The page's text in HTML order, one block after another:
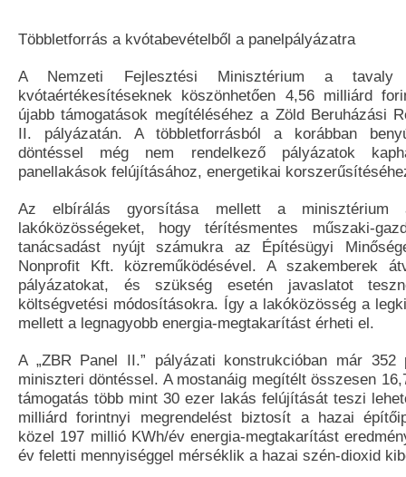
Többletforrás a kvótabevételből a panelpályázatra
A Nemzeti Fejlesztési Minisztérium a
kvótaértékesítéseknek köszönhetően 4,56 milliárd
újabb támogatások megítéléséhez a Zöld Beruházási
II. pályázatán. A többletforrásból a korábban
döntéssel még nem rendelkező pályázatok
panellakások felújításához, energetikai
Az elbírálás gyorsítása mellett a
lakóközösségeket, hogy térítésmentes műszaki-
tanácsadást nyújt számukra az Építésügyi
Nonprofit Kft. közreműködésével. A szakemberek
pályázatokat, és szükség esetén javaslatot
költségvetési módosításokra. Így a lakóközösség a
mellett a legnagyobb energia-megtakarítást érheti el.
A „ZBR Panel II.” pályázati konstrukcióban már 352
miniszteri döntéssel. A mostanáig megítélt összesen
támogatás több mint 30 ezer lakás felújítását teszi
milliárd forintnyi megrendelést biztosít a hazai
közel 197 millió KWh/év energia-megtakarítást
év feletti mennyiséggel mérséklik a hazai szén-dioxid